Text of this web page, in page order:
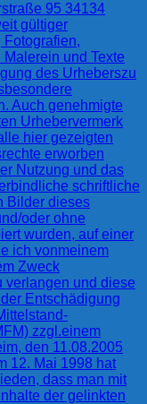
95 34134
gültiger
Fotografien,
und Texte
des Urheberszu
Auch genehmigte
Urhebervermerk
hier gezeigten
erworben
Nutzung und das
schriftliche
Bilder dieses
oder ohne
wurden, auf einer
ich vonmeinem
Zweck
verlangen und diese
Entschädigung
zzgl.einem
den 11.08.2005
12. Mai 1998 hat
dass man mit
der gelinkten